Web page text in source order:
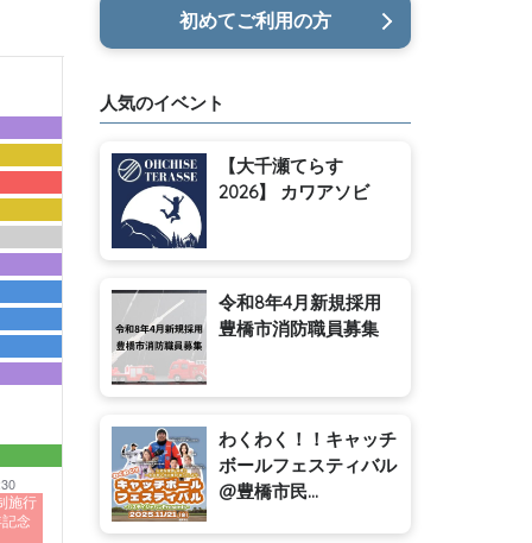
施行
念
初めてご利用の方
人気のイベント
【大千瀬てらす
2026】 カワアソビ
令和8年4月新規採用
豊橋市消防職員募集
わくわく！！キャッチ
ボールフェスティバル
@豊橋市民...